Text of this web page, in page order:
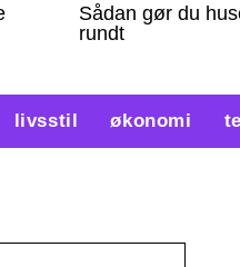
Sådan gør du
rundt
livsstil økonomi